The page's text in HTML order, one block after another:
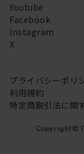
Youtube
Facebook
Instagram
X
プライバシーポリ
利用規約
特定商取引法に関
Copyright©